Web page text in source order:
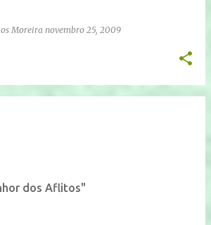
Moreira novembro 25, 2009
dos Aflitos"